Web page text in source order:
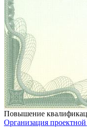
Повышение
Организация проектной